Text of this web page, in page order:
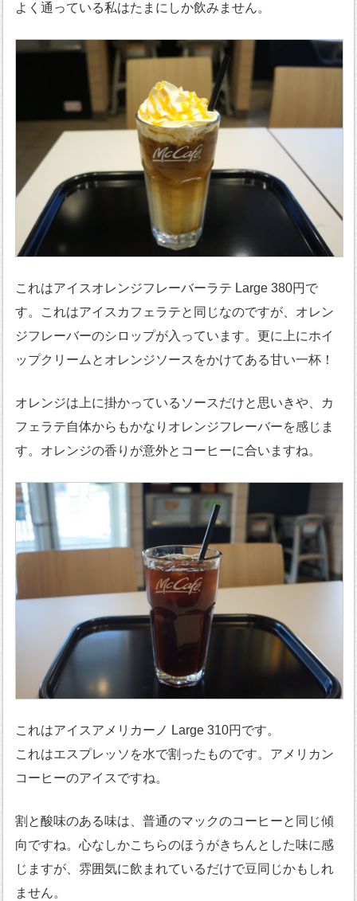
よく通っている私はたまにしか飲みません。
これはアイスオレンジフレーバーラテ Large 380円で
す。これはアイスカフェラテと同じなのですが、オレン
ジフレーバーのシロップが入っています。更に上にホイ
ップクリームとオレンジソースをかけてある甘い一杯！
オレンジは上に掛かっているソースだけと思いきや、カ
フェラテ自体からもかなりオレンジフレーバーを感じま
す。オレンジの香りが意外とコーヒーに合いますね。
これはアイスアメリカーノ Large 310円です。
これはエスプレッソを水で割ったものです。アメリカン
コーヒーのアイスですね。
割と酸味のある味は、普通のマックのコーヒーと同じ傾
向ですね。心なしかこちらのほうがきちんとした味に感
じますが、雰囲気に飲まれているだけで豆同じかもしれ
ません。